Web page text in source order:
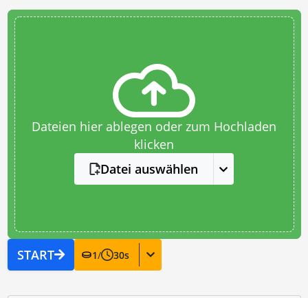
Dateien hier ablegen oder zum Hochladen
klicken
Datei auswählen
START 1/ 30s